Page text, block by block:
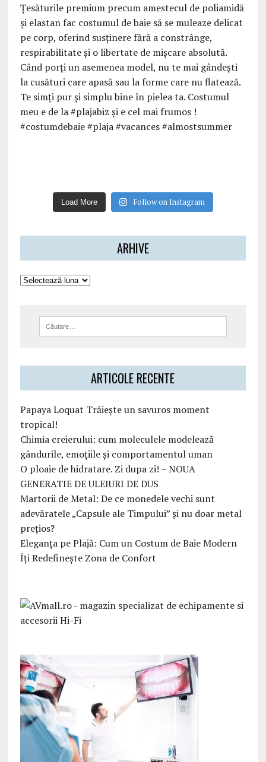
Load More Follow on Instagram
ARHIVE
ARTICOLE RECENTE
Papaya Loquat Trăiește un savuros moment
tropical!
Chimia creierului: cum moleculele modelează
gândurile, emoțiile și comportamentul uman
O ploaie de hidratare. Zi dupa zi! – NOUA
GENERATIE DE ULEIURI DE DUS
Martorii de Metal: De ce monedele vechi sunt
adevăratele „Capsule ale Timpului” și nu doar metal
prețios?
Eleganța pe Plajă: Cum un Costum de Baie Modern
Îți Redefinește Zona de Confort